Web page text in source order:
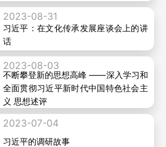
习近平：在文化传承发展座谈会上的讲
话
2023-08-31
不断攀登新的思想高峰 ——深入学习和
全面贯彻习近平新时代中国特色社会主
义 思想述评
2023-08-03
习近平的调研故事
2023-07-04